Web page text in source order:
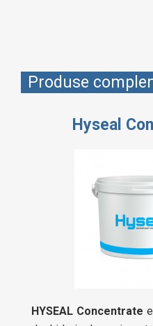
Produse
Hyseal
HYSEAL Concentrate